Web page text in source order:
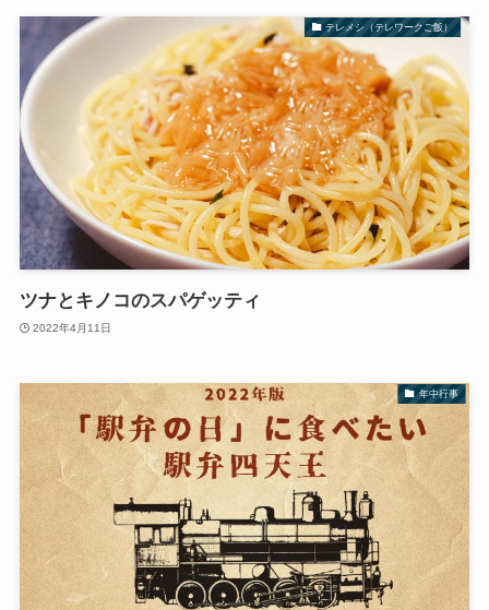
テレメシ（テレワークご飯）
ツナとキノコのスパゲッティ
2022年4月11日
年中行事